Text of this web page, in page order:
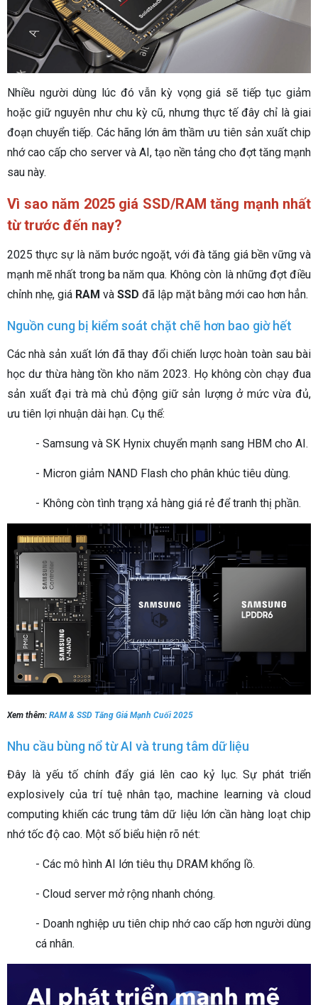
Nhiều người dùng lúc đó vẫn kỳ vọng giá sẽ tiếp tục giảm
hoặc giữ nguyên như chu kỳ cũ, nhưng thực tế đây chỉ là giai
đoạn chuyển tiếp. Các hãng lớn âm thầm ưu tiên sản xuất chip
nhớ cao cấp cho server và AI, tạo nền tảng cho đợt tăng mạnh
sau này.
Vì sao năm 2025 giá SSD/RAM tăng mạnh nhất
từ trước đến nay?
2025 thực sự là năm bước ngoặt, với đà tăng giá bền vững và
mạnh mẽ nhất trong ba năm qua. Không còn là những đợt điều
chỉnh nhẹ, giá RAM và SSD đã lập mặt bằng mới cao hơn hẳn.
Nguồn cung bị kiểm soát chặt chẽ hơn bao giờ hết
Các nhà sản xuất lớn đã thay đổi chiến lược hoàn toàn sau bài
học dư thừa hàng tồn kho năm 2023. Họ không còn chạy đua
sản xuất đại trà mà chủ động giữ sản lượng ở mức vừa đủ,
ưu tiên lợi nhuận dài hạn. Cụ thể:
- Samsung và SK Hynix chuyển mạnh sang HBM cho AI.
- Micron giảm NAND Flash cho phân khúc tiêu dùng.
- Không còn tình trạng xả hàng giá rẻ để tranh thị phần.
Xem thêm: RAM & SSD Tăng Giá Mạnh Cuối 2025
Nhu cầu bùng nổ từ AI và trung tâm dữ liệu
Đây là yếu tố chính đẩy giá lên cao kỷ lục. Sự phát triển
explosively của trí tuệ nhân tạo, machine learning và cloud
computing khiến các trung tâm dữ liệu lớn cần hàng loạt chip
nhớ tốc độ cao. Một số biểu hiện rõ nét:
- Các mô hình AI lớn tiêu thụ DRAM khổng lồ.
- Cloud server mở rộng nhanh chóng.
- Doanh nghiệp ưu tiên chip nhớ cao cấp hơn người dùng
cá nhân.